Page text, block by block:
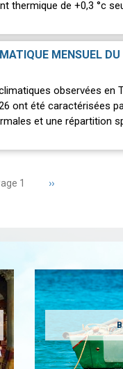
thermique de +0,3 °c
MENSUEL
observées en
ont été caractérisées
et une répartition
1 Page
››